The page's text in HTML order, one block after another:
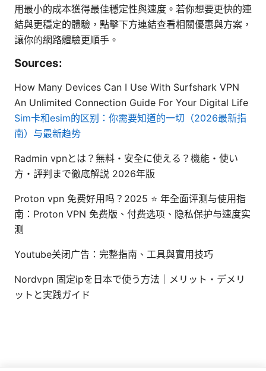
用最小的成本獲得最佳穩定性與速度。若你想要更快的連
結與更穩定的體驗，點擊下方連結查看相關優惠與方案，
讓你的網路體驗更順手。
Sources:
How Many Devices Can I Use With Surfshark VPN
An Unlimited Connection Guide For Your Digital Life
Sim卡和esim的区别：你需要知道的一切（2026最新指
南）与最新趋势
Radmin vpnとは？無料・安全に使える？機能・使い
方・評判まで徹底解説 2026年版
Proton vpn 免费好用吗？2025 ⭐ 年全面评测与使用指
南：Proton VPN 免费版、付费选项、隐私保护与速度实
测
Youtube关闭广告：完整指南、工具與實用技巧
Nordvpn 固定ipを日本で使う方法｜メリット・デメリ
ットと実践ガイド